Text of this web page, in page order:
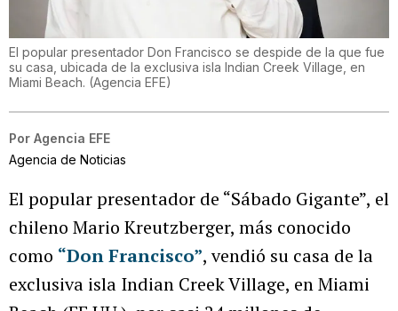
El popular presentador Don Francisco se despide de la que fue
su casa, ubicada de la exclusiva isla Indian Creek Village, en
Miami Beach. (Agencia EFE)
Por Agencia EFE
Agencia de Noticias
El popular presentador de “Sábado Gigante”, el
chileno Mario Kreutzberger, más conocido
como “Don Francisco”, vendió su casa de la
exclusiva isla Indian Creek Village, en Miami